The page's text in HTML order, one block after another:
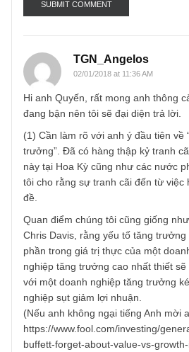
Email*
TGN_Angelos
02/01/2018 at 11:36 AM
Hi anh Quyến, rất mong anh
đang bận nên tôi sẽ đại diện trả
(1) Cần làm rõ với anh ý đầu
trưởng”. Đã có hàng thập kỷ